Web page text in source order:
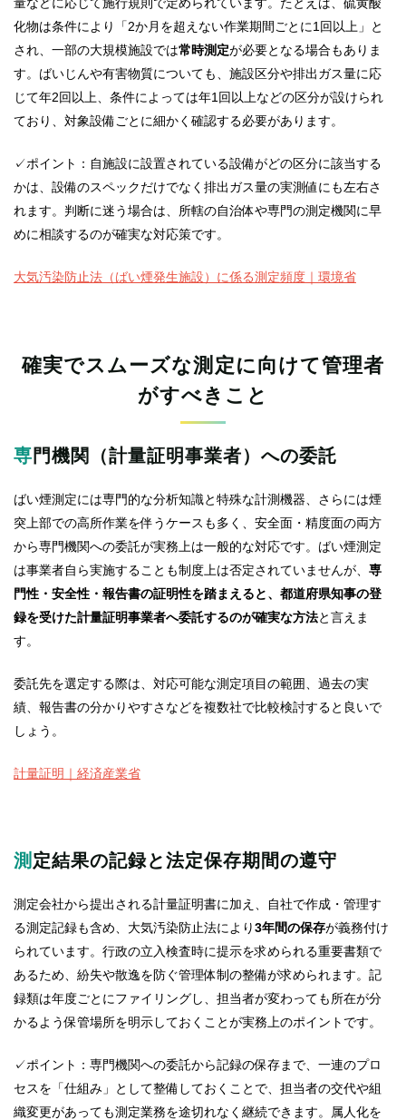
化物は条件により「2か月を超えない作業期間ごとに1回以上」と
され、一部の大規模施設では常時測定が必要となる場合もありま
す。ばいじんや有害物質についても、施設区分や排出ガス量に応
じて年2回以上、条件によっては年1回以上などの区分が設けられ
ており、対象設備ごとに細かく確認する必要があります。
✓ポイント：自施設に設置されている設備がどの区分に該当する
かは、設備のスペックだけでなく排出ガス量の実測値にも左右さ
れます。判断に迷う場合は、所轄の自治体や専門の測定機関に早
めに相談するのが確実な対応策です。
大気汚染防止法（ばい煙発生施設）に係る測定頻度｜環境省
確実でスムーズな測定に向けて管理者
がすべきこと
専門機関（計量証明事業者）への委託
ばい煙測定には専門的な分析知識と特殊な計測機器、さらには煙
突上部での高所作業を伴うケースも多く、安全面・精度面の両方
から専門機関への委託が実務上は一般的な対応です。ばい煙測定
は事業者自ら実施することも制度上は否定されていませんが、 専
門性・安全性・報告書の証明性を踏まえると、都道府県知事の登
録を受けた計量証明事業者へ委託するのが確実な方法と言えま
す。
委託先を選定する際は、対応可能な測定項目の範囲、過去の実
績、報告書の分かりやすさなどを複数社で比較検討すると良いで
しょう。
計量証明｜経済産業省
測定結果の記録と法定保存期間の遵守
測定会社から提出される計量証明書に加え、自社で作成・管理す
る測定記録も含め、大気汚染防止法により3年間の保存が義務付け
られています。行政の立入検査時に提示を求められる重要書類で
あるため、紛失や散逸を防ぐ管理体制の整備が求められます。記
録類は年度ごとにファイリングし、担当者が変わっても所在が分
かるよう保管場所を明示しておくことが実務上のポイントです。
✓ポイント：専門機関への委託から記録の保存まで、一連のプロ
セスを「仕組み」として整備しておくことで、担当者の交代や組
織変更があっても測定業務を途切れなく継続できます。属人化を